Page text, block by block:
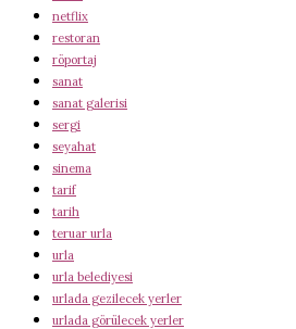
netflix
restoran
röportaj
sanat
sanat galerisi
sergi
seyahat
sinema
tarif
tarih
teruar urla
urla
urla belediyesi
urlada gezilecek yerler
urlada görülecek yerler